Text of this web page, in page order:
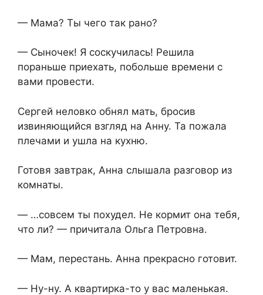
— Мама? Ты чего так рано?
— Сыночек! Я соскучилась! Решила
пораньше приехать, побольше времени с
вами провести.
Сергей неловко обнял мать, бросив
извиняющийся взгляд на Анну. Та пожала
плечами и ушла на кухню.
Готовя завтрак, Анна слышала разговор из
комнаты.
— …совсем ты похудел. Не кормит она тебя,
что ли? — причитала Ольга Петровна.
— Мам, перестань. Анна прекрасно готовит.
— Ну-ну. А квартирка-то у вас маленькая.